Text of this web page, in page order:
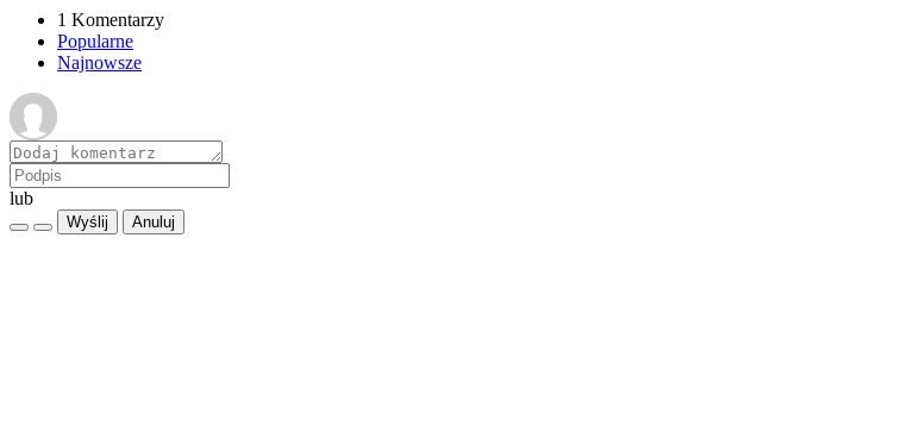
1 Komentarzy
Popularne
Najnowsze
lub